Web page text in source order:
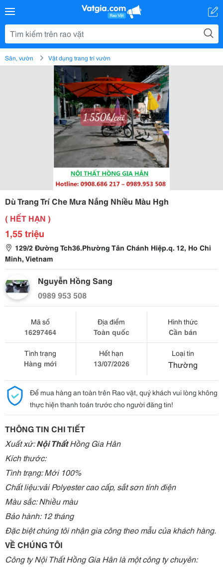
Sân, vườn Vật dụng trang trí vườn
Dù Trang Trí Che Mưa Nắng Nhiều Màu Hgh
( HẾT HẠN )
1,55 triệu
129/2 Đường Tch36.Phường Tân Chánh Hiệp.q. 12, Ho Chi
Minh, Vietnam
Nguyễn Hồng Sang
0989 953 508
Mã số
16297464
Địa điểm
Toàn quốc
Hình thức
Cần bán
Tình trạng
Hàng mới
Hết hạn
13/07/2026
Loại tin
Thường
Để mua hàng an toàn trên Rao vặt, quý khách vui lòng không
thực hiện thanh toán trước cho người đăng tin!
THÔNG TIN CHI TIẾT
Xuất xứ:Nội ThấtHồng Gia Hân
Kích thước:
Tình trạng: Mới 100%
Chất liệu:vải Polyester cao cấp, sắt sơn tính điện
Màu sắc: Nhiều màu
Bảo hành: 12 tháng
Đặc biệt chúng tôi nhận gia công theo mẫu của khách hàng.
VỀ CHÚNG TÔI
Công ty Nội Thất Hồng Gia Hân là một công ty chuyên: